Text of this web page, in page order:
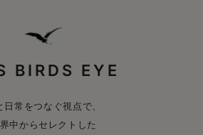
BIRDS EYE
日常をつなぐ視点で、
中からセレクトした